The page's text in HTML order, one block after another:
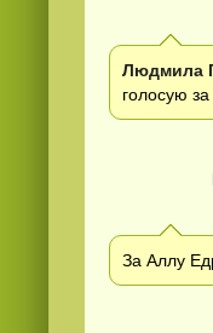
Людмила
голосую
За Аллу